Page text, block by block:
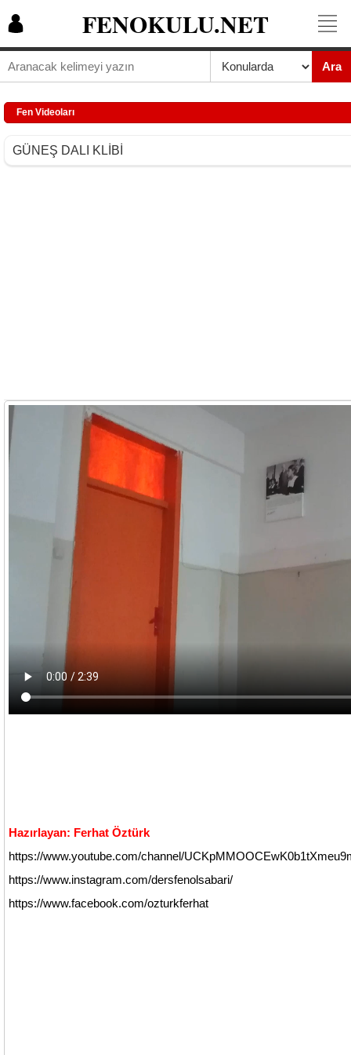
FENOKULU.NET
Ara
Fen Videoları
GÜNEŞ DALI KLİBİ
Hazırlayan: Ferhat Öztürk
https://www.youtube.com/channel/
https://www.instagram.com/dersfenolsabari/
https://www.facebook.com/ozturkferhat